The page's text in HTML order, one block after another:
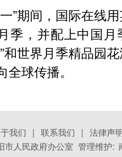
”期间，国际在线
季，并配上中国月
和世界月季精品园
全球传播。
我们 | 联系我们 | 法律声
市人民政府办公室 管理维护: